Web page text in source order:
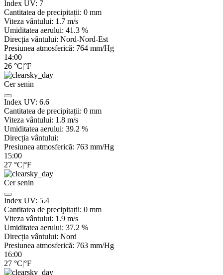
Index UV: 7
Cantitatea de precipitații: 0 mm
Viteza vântului: 1.7 m/s
Umiditatea aerului: 41.3 %
Direcția vântului: Nord-Nord-Est
Presiunea atmosferică: 764 mm/Hg
14:00
26 °C|°F
Cer senin
Index UV: 6.6
Cantitatea de precipitații: 0 mm
Viteza vântului: 1.8 m/s
Umiditatea aerului: 39.2 %
Direcția vântului:
Presiunea atmosferică: 763 mm/Hg
15:00
27 °C|°F
Cer senin
Index UV: 5.4
Cantitatea de precipitații: 0 mm
Viteza vântului: 1.9 m/s
Umiditatea aerului: 37.2 %
Direcția vântului: Nord
Presiunea atmosferică: 763 mm/Hg
16:00
27 °C|°F